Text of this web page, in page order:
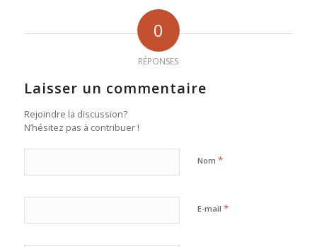
0
RÉPONSES
Laisser un commentaire
Rejoindre la discussion?
N’hésitez pas à contribuer !
Nom *
E-mail *